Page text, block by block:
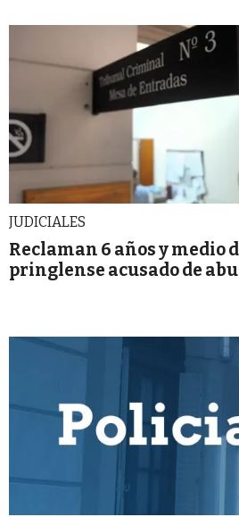
JUDICIALES
Reclaman 6 años y medio
pringlense acusado de